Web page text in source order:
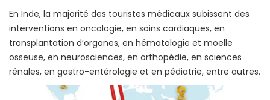
En Inde, la majorité des touristes médicaux subissent des
interventions en oncologie, en soins cardiaques, en
transplantation d’organes, en hématologie et moelle
osseuse, en neurosciences, en orthopédie, en sciences
rénales, en gastro-entérologie et en pédiatrie, entre autres.